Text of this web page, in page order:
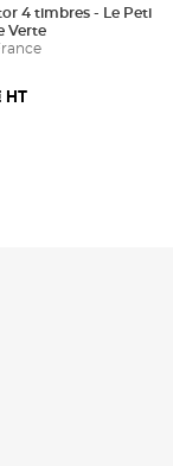
4 timbres - Le Petit
Verte
HT